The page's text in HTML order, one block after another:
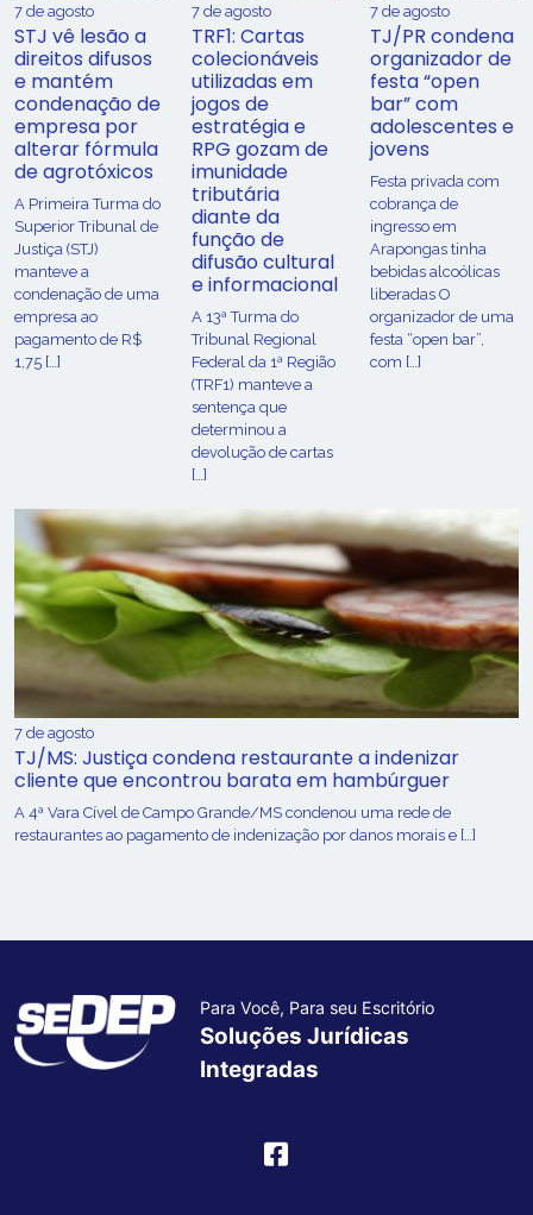
7 de agosto
STJ vê lesão a
direitos difusos
e mantém
condenação de
empresa por
alterar fórmula
de agrotóxicos
​A Primeira Turma do
Superior Tribunal de
Justiça (STJ)
manteve a
condenação de uma
empresa ao
pagamento de R$
1,75 […]
7 de agosto
TRF1: Cartas
colecionáveis
utilizadas em
jogos de
estratégia e
RPG gozam de
imunidade
tributária
diante da
função de
difusão cultural
e informacional
A 13ª Turma do
Tribunal Regional
Federal da 1ª Região
(TRF1) manteve a
sentença que
determinou a
devolução de cartas
[…]
7 de agosto
TJ/PR condena
organizador de
festa “open
bar” com
adolescentes e
jovens
Festa privada com
cobrança de
ingresso em
Arapongas tinha
bebidas alcoólicas
liberadas O
organizador de uma
festa “open bar”,
com […]
7 de agosto
TJ/MS: Justiça condena restaurante a indenizar
cliente que encontrou barata em hambúrguer
A 4ª Vara Cível de Campo Grande/MS condenou uma rede de
restaurantes ao pagamento de indenização por danos morais e […]
Para Você, Para seu Escritório
Soluções Jurídicas
Integradas